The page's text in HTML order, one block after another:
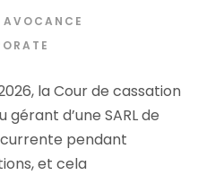
AVOCANCE
la Cour de cassation
d’une SARL de
pendant
et cela